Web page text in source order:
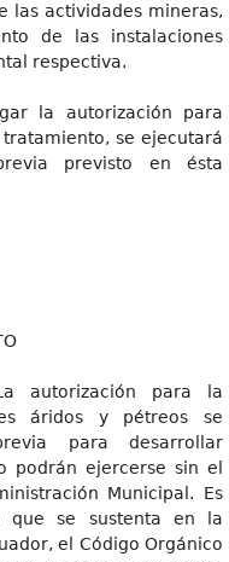
las actividades mineras,
de las instalaciones
respectiva.
la autorización para
se ejecutará
previsto en ésta
autorización para la
áridos y pétreos se
para desarrollar
podrán ejercerse sin el
Municipal. Es
que se sustenta en la
el Código Orgánico